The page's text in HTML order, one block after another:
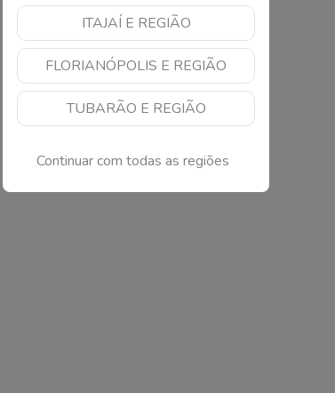
ITAJAÍ E REGIÃO
FLORIANÓPOLIS E REGIÃO
TUBARÃO E REGIÃO
Continuar com todas as regiões